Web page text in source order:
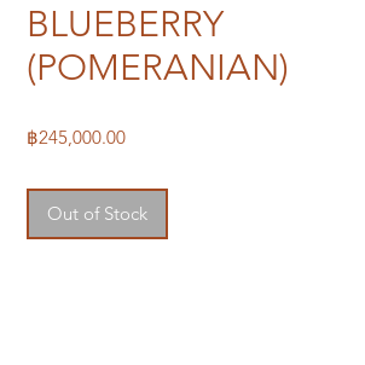
BLUEBERRY
(POMERANIAN)
฿245,000.00Price
Out of Stock